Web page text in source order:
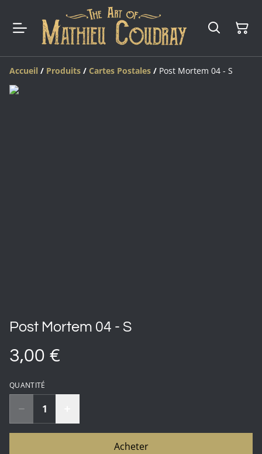
Accueil / Produits / Cartes Postales / Post Mortem 04 - S
Post Mortem 04 - S
3,00 €
QUANTITÉ
Acheter